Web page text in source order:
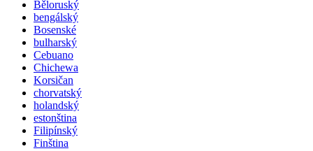
Běloruský
bengálský
Bosenské
bulharský
Cebuano
Chichewa
Korsičan
chorvatský
holandský
estonština
Filipínský
Finština